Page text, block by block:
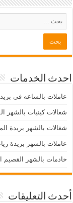
احدث الخدمات
عاملات بالساعه في بريده
شغالات كينيات بالشهر القصيم
شغالات بالشهر بريدة المذنب
عاملات بالشهر بريدة رياض
خادمات بالشهر القصيم البكيرية
أحدث التعليقات